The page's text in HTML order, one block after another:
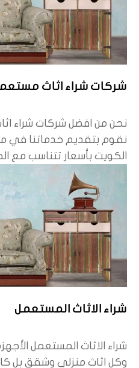
شركات شراء اثاث
نحن من افضل شركات شراء
نقوم بتقديم خدماتنا في
الكويت بأسعار تتناسب مع
شراء الاثاث المستعمل
شراء الاثاث المستعمل
وكل اثاث منزلي وشقق بل